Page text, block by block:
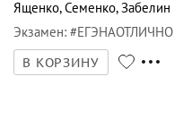
В КОРЗИНУ